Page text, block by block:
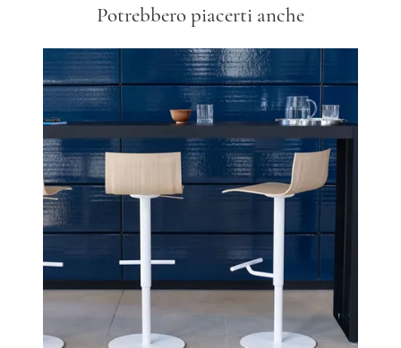
Potrebbero piacerti anche